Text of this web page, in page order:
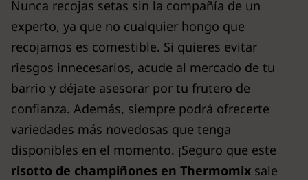
Nunca recojas setas sin la compañía de un
experto, ya que no cualquier hongo que
recojamos es comestible. Si quieres evitar
riesgos innecesarios, acude al mercado de tu
barrio y déjate asesorar por tu frutero de
confianza. Además, siempre podrá ofrecerte
variedades más novedosas que tenga
disponibles en el momento. ¡Seguro que este
risotto de champiñones en Thermomix sale